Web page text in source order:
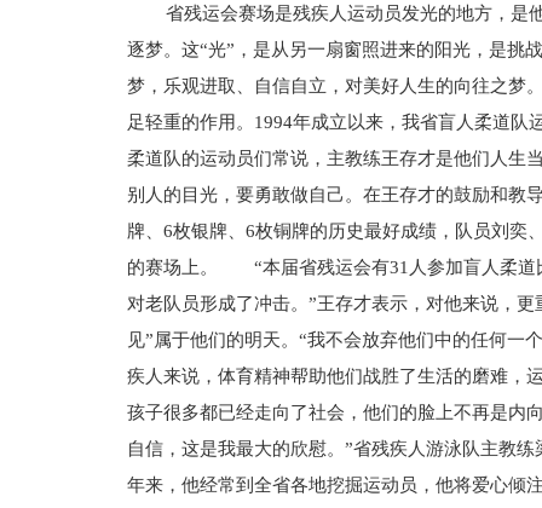
省残运会赛场是残疾人运动员发光的地方，是
逐梦。这“光”，是从另一扇窗照进来的阳光，是挑
梦，乐观进取、自信自立，对美好人生的向往之
足轻重的作用。1994年成立以来，我省盲人柔道
柔道队的运动员们常说，主教练王存才是他们人生
别人的目光，要勇敢做自己。在王存才的鼓励和教
牌、6枚银牌、6枚铜牌的历史最好成绩，队员刘奕
的赛场上。 “本届省残运会有31人参加盲人柔道
对老队员形成了冲击。”王存才表示，对他来说，
见”属于他们的明天。“我不会放弃他们中的任何
疾人来说，体育精神帮助他们战胜了生活的磨难，
孩子很多都已经走向了社会，他们的脸上不再是内
自信，这是我最大的欣慰。”省残疾人游泳队主教
年来，他经常到全省各地挖掘运动员，他将爱心倾